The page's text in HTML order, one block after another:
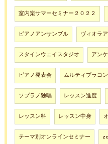
室内楽サマーセミナー２０２２
ピアノアンサンブル ヴィオラ
スタインウェイスタジオ アン
ピアノ発表会 ムルティプラコ
ソプラノ独唱 レッスン進度
レッスン料 レッスン中身
テーマ別オンラインセミナー